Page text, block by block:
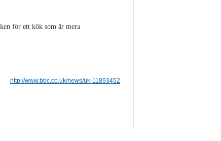
för ett kök som är mera
http://www.bbc.co.uk/news/uk-11893452